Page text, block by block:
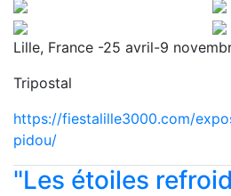
Lille, France -25 avril-9
Tripostal
https://fiestalille3000.com/
pidou/
"Les étoiles